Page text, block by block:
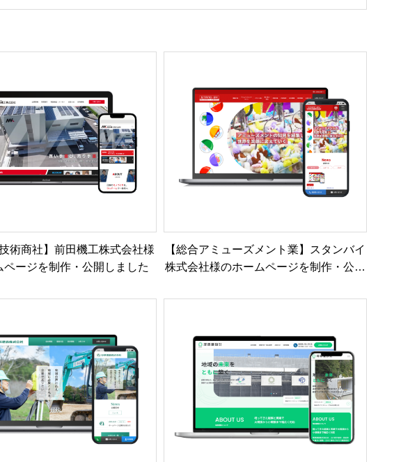
技術商社】前田機工株式会社様
ページを制作・公開しました
【総合アミューズメント業】スタンバイ
株式会社様のホームページを制作・公開